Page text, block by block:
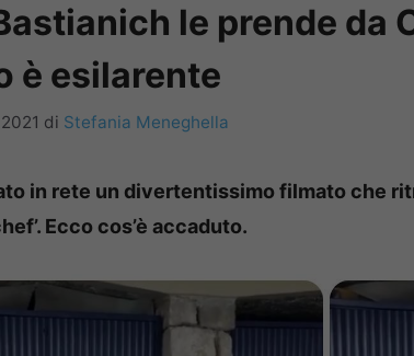
le prende da
è esilarente
di Stefania Meneghella
in rete un divertentissimo filmato che
Ecco cos’è accaduto.